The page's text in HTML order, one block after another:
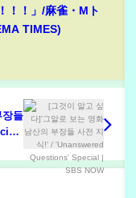
！！」/麻雀・Mト
TIMES)
장들
|